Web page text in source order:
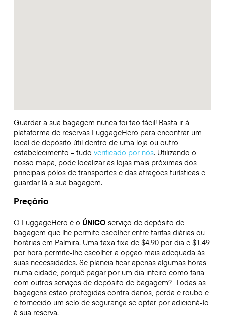
Guardar a sua bagagem nunca foi tão fácil! Basta ir à
plataforma de reservas LuggageHero para encontrar um
local de depósito útil dentro de uma loja ou outro
estabelecimento – tudo verificado por nós. Utilizando o
nosso mapa, pode localizar as lojas mais próximas dos
principais pólos de transportes e das atrações turísticas e
guardar lá a sua bagagem.
Preçário
O LuggageHero é o ÚNICO serviço de depósito de
bagagem que lhe permite escolher entre tarifas diárias ou
horárias em Palmira. Uma taxa fixa de $4.90 por dia e $1.49
por hora permite-lhe escolher a opção mais adequada às
suas necessidades. Se planeia ficar apenas algumas horas
numa cidade, porquê pagar por um dia inteiro como faria
com outros serviços de depósito de bagagem? Todas as
bagagens estão protegidas contra danos, perda e roubo e
é fornecido um selo de segurança se optar por adicioná-lo
à sua reserva.